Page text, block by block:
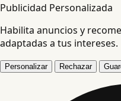
Publicidad Personalizada
Habilita anuncios y
adaptadas a tus intereses.
Personalizar Rechazar